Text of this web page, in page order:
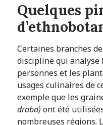
Quelques pincées
Certaines branches
discipline qui
personnes et les
usages culinaires de
exemple que les
draba) ont été
nombreuses régions.